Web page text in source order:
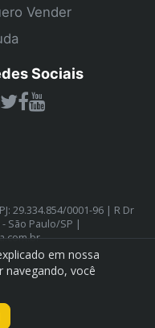
Vender
Sociais
29.334.854/0001-96 | R Dr
São Paulo/SP |
em nossa
navegando, você